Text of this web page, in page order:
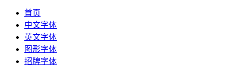
首页
中文字体
英文字体
图形字体
招牌字体